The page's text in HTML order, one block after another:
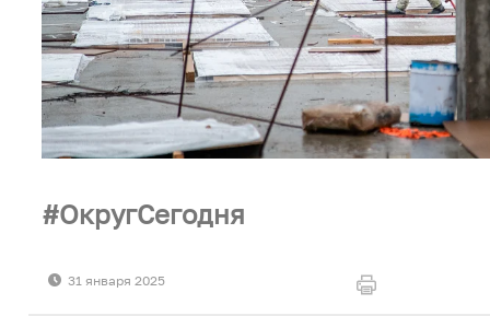
ОкругСегодня
31 января 2025